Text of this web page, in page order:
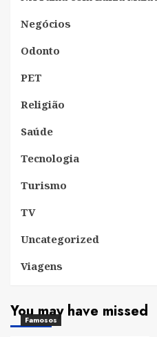
Negócios
Odonto
PET
Religião
Saúde
Tecnologia
Turismo
TV
Uncategorized
Viagens
You may have missed
Famosos